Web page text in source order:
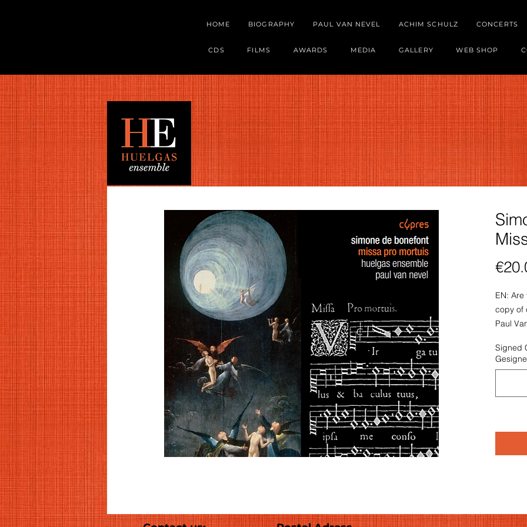
HOME BIOGRAPHY PAUL VAN NEVEL ACHIM SCHULZ CONCERTS
CDS FILMS AWARDS MEDIA GALLERY WEB SHOP
EN:
copy of
Paul
exclusif
Signed